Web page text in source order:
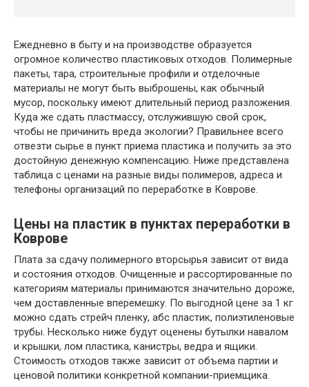
Ежедневно в быту и на производстве образуется
огромное количество пластиковых отходов. Полимерные
пакеты, тара, строительные профили и отделочные
материалы не могут быть выброшены, как обычный
мусор, поскольку имеют длительный период разложения.
Куда же сдать пластмассу, отслужившую свой срок,
чтобы не причинить вреда экологии? Правильнее всего
отвезти сырье в пункт приема пластика и получить за это
достойную денежную компенсацию. Ниже представлена
таблица с ценами на разные виды полимеров, адреса и
телефоны организаций по переработке в Коврове.
Цены на пластик в пунктах переработки в
Коврове
Плата за сдачу полимерного вторсырья зависит от вида
и состояния отходов. Очищенные и рассортированные по
категориям материалы принимаются значительно дороже,
чем доставленные вперемешку. По выгодной цене за 1 кг
можно сдать стрейч пленку, абс пластик, полиэтиленовые
трубы. Несколько ниже будут оценены бутылки навалом
и крышки, лом пластика, канистры, ведра и ящики.
Стоимость отходов также зависит от объема партии и
ценовой политики конкретной компании-приемщика.